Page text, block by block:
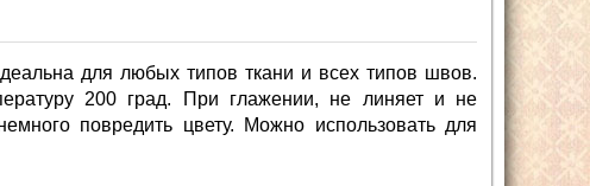
для любых типов ткани и всех типов швов.
200 град. При глажении, не линяет и не
повредить цвету. Можно использовать для